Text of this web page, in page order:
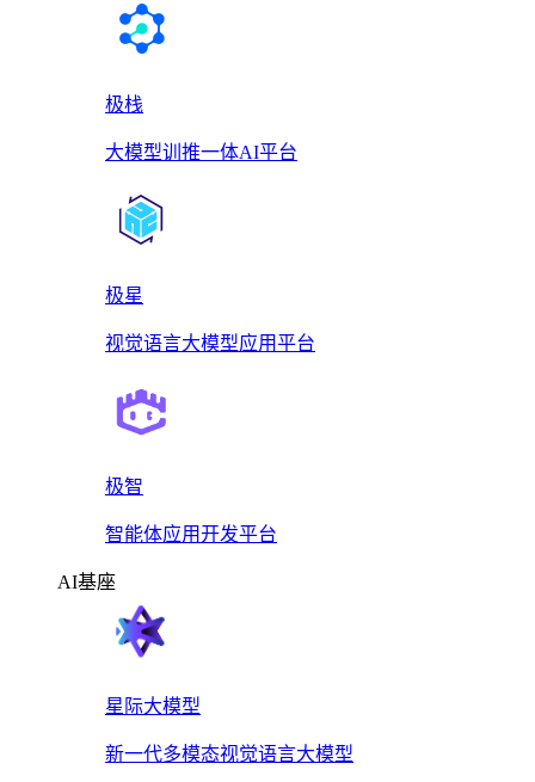
极栈
大模型训推一体AI平台
极星
视觉语言大模型应用平台
极智
智能体应用开发平台
AI基座
星际大模型
新一代多模态视觉语言大模型